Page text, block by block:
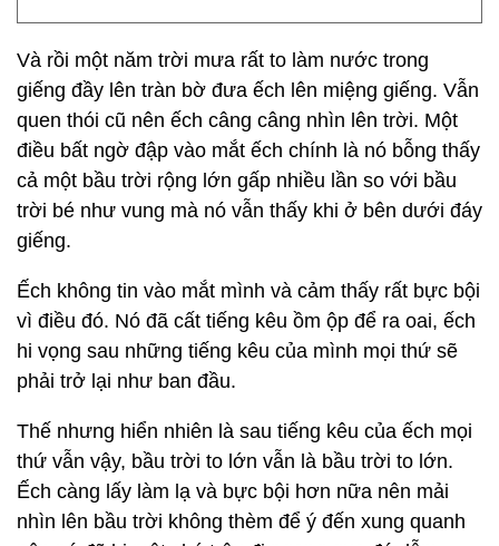
Và rồi một năm trời mưa rất to làm nước trong
giếng đầy lên tràn bờ đưa ếch lên miệng giếng. Vẫn
quen thói cũ nên ếch câng câng nhìn lên trời. Một
điều bất ngờ đập vào mắt ếch chính là nó bỗng thấy
cả một bầu trời rộng lớn gấp nhiều lần so với bầu
trời bé như vung mà nó vẫn thấy khi ở bên dưới đáy
giếng.
Ếch không tin vào mắt mình và cảm thấy rất bực bội
vì điều đó. Nó đã cất tiếng kêu ồm ộp để ra oai, ếch
hi vọng sau những tiếng kêu của mình mọi thứ sẽ
phải trở lại như ban đầu.
Thế nhưng hiển nhiên là sau tiếng kêu của ếch mọi
thứ vẫn vậy, bầu trời to lớn vẫn là bầu trời to lớn.
Ếch càng lấy làm lạ và bực bội hơn nữa nên mải
nhìn lên bầu trời không thèm để ý đến xung quanh